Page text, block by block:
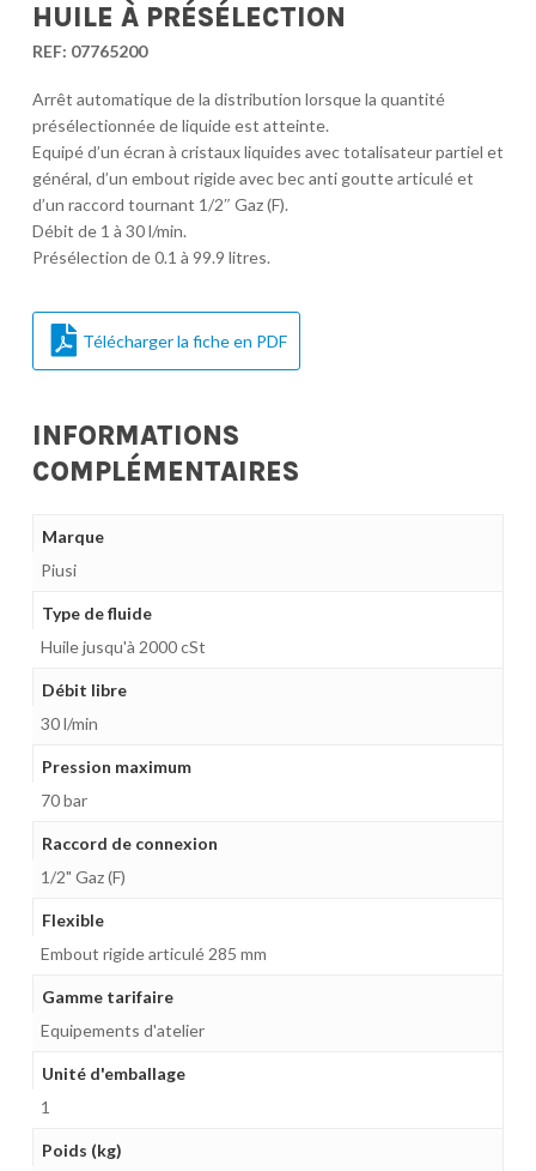
HUILE À PRÉSÉLECTION
REF: 07765200
Arrêt automatique de la distribution lorsque la quantité
présélectionnée de liquide est atteinte.
Equipé d’un écran à cristaux liquides avec totalisateur partiel et
général, d’un embout rigide avec bec anti goutte articulé et
d’un raccord tournant 1/2″ Gaz (F).
Débit de 1 à 30 l/min.
Présélection de 0.1 à 99.9 litres.
Télécharger la fiche en PDF
INFORMATIONS
COMPLÉMENTAIRES
Marque
Piusi
Type de fluide
Huile jusqu'à 2000 cSt
Débit libre
30 l/min
Pression maximum
70 bar
Raccord de connexion
1/2" Gaz (F)
Flexible
Embout rigide articulé 285 mm
Gamme tarifaire
Equipements d'atelier
Unité d'emballage
1
Poids (kg)